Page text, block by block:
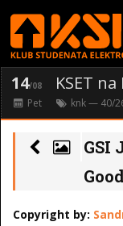
14/08 KSET
Pet knk— 40/
GSI
Copyright by: